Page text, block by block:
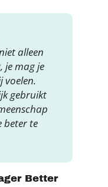
alleen
je mag je
voelen.
gebruikt
beter te
Better